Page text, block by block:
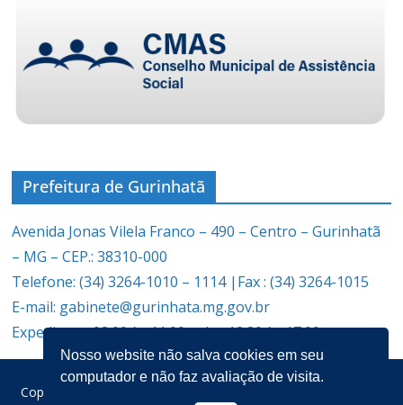
Prefeitura de Gurinhatã
Avenida Jonas Vilela Franco – 490 – Centro – Gurinhatã
– MG – CEP.: 38310-000
Telefone: (34) 3264-1010 – 1114 |Fax : (34) 3264-1015
E-mail: gabinete@gurinhata.mg.gov.br
Expediente: 08:00 às 11:00 e das 12:30 às 17:00
Copyright © 2026
Nosso website não salva cookies em seu
computador e não faz avaliação de visita.